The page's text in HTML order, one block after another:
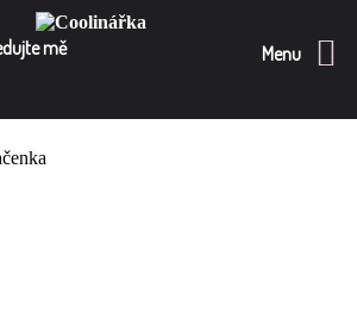
mě Menu